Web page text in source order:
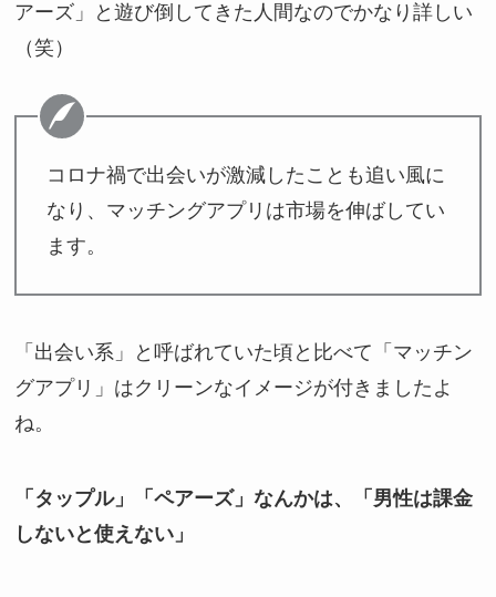
アーズ」と遊び倒してきた人間なのでかなり詳しい
（笑）
コロナ禍で出会いが激減したことも追い風に
なり、マッチングアプリは市場を伸ばしてい
ます。
「出会い系」と呼ばれていた頃と比べて「マッチン
グアプリ」はクリーンなイメージが付きましたよ
ね。
「タップル」「ペアーズ」なんかは、「男性は課金
しないと使えない」